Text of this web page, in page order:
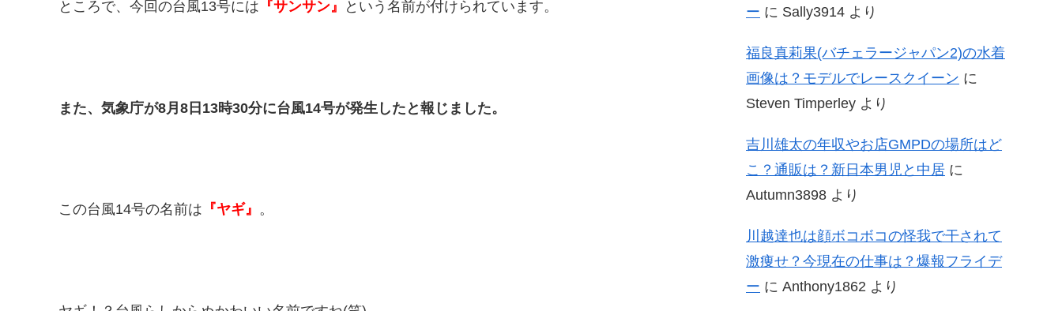
ところで、今回の台風13号には 『サンサン』 という名前が付けられています。
また、気象庁が8月8日13時30分に台風14号が発生したと報じました。
この台風14号の名前は 『ヤギ』 。
ー に Sally3914 より
福良真莉果(バチェラージャパン2)の水着
画像は？モデルでレースクイーン に
Steven Timperley より
吉川雄太の年収やお店GMPDの場所はど
こ？通販は？新日本男児と中居 に
Autumn3898 より
川越達也は顔ボコボコの怪我で干されて
激痩せ？今現在の仕事は？爆報フライデ
ー に Anthony1862 より